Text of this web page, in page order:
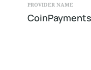
PROVIDER NAME
CoinPayments